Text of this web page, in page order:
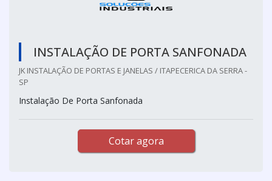
INSTALAÇÃO DE PORTA SANFONADA
JK INSTALAÇÃO DE PORTAS E JANELAS / ITAPECERICA DA SERRA -
SP
Instalação De Porta Sanfonada
Cotar agora